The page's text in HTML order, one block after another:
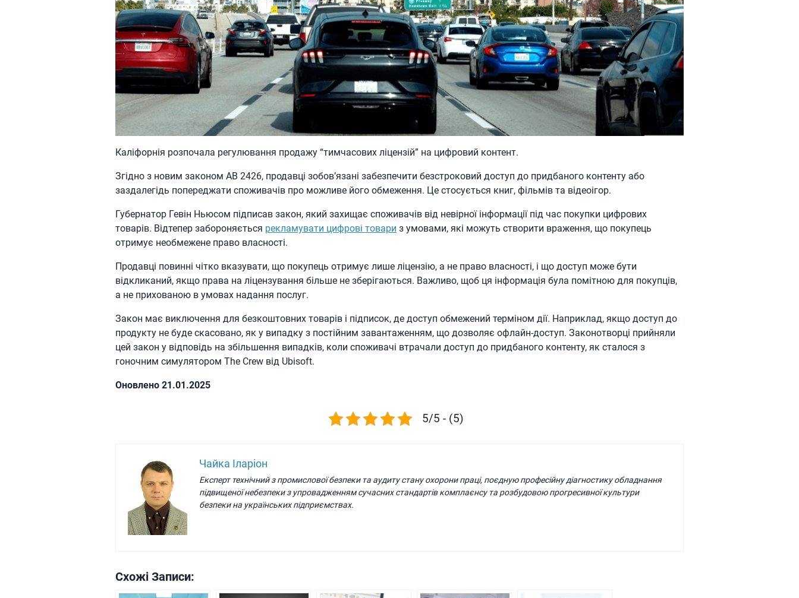
Каліфорнія розпочала регулювання продажу “тимчасових ліцензій” на цифровий контент.
Згідно з новим законом AB 2426, продавці зобов’язані забезпечити безстроковий доступ до придбаного контенту або
заздалегідь попереджати споживачів про можливе його обмеження. Це стосується книг, фільмів та відеоігор.
Губернатор Гевін Ньюсом підписав закон, який захищає споживачів від невірної інформації під час покупки цифрових
товарів. Відтепер забороняється рекламувати цифрові товари з умовами, які можуть створити враження, що покупець
отримує необмежене право власності.
Продавці повинні чітко вказувати, що покупець отримує лише ліцензію, а не право власності, і що доступ може бути
відкликаний, якщо права на ліцензування більше не зберігаються. Важливо, щоб ця інформація була помітною для покупців,
а не прихованою в умовах надання послуг.
Закон має виключення для безкоштовних товарів і підписок, де доступ обмежений терміном дії. Наприклад, якщо доступ до
продукту не буде скасовано, як у випадку з постійним завантаженням, що дозволяє офлайн-доступ. Законотворці прийняли
цей закон у відповідь на збільшення випадків, коли споживачі втрачали доступ до придбаного контенту, як сталося з
гоночним симулятором The Crew від Ubisoft.
Oновлено 21.01.2025
5/5 - (5)
Чайка Іларіон
Експерт технічний з промислової безпеки та аудиту стану охорони праці, поєдную професійну діагностику обладнання
підвищеної небезпеки з упровадженням сучасних стандартів комплаєнсу та розбудовою прогресивної культури
безпеки на українських підприємствах.
Схожі Записи: